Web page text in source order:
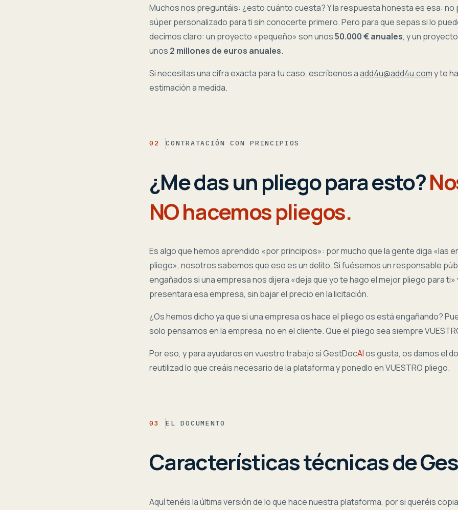
Muchos nos preguntáis: ¿esto cuánto cuesta? Y la respuesta honesta es esa: no
súper personalizado para ti sin conocerte primero. Pero para que sepas si lo
decimos claro: un proyecto «pequeño» son unos50.000 € anuales, y un
unos 2 millones de euros anuales.
Si necesitas una cifra exacta para tu caso, escríbenos aadd4u@add4u.comy te
estimación a medida.
02 CONTRATACIÓN CON PRINCIPIOS
¿Me das un pliego para esto?
NO hacemos pliegos.
Es algo que hemos aprendido «por principios»: por mucho que la gente diga «las
pliego», nosotros sabemos que eso es un delito. Si fuésemos un responsable
engañados si una empresa nos dijera «deja que yo te hago el mejor pliego para
presentara esa empresa, sin bajar el precio en la licitación.
¿Os hemos dicho ya que si una empresa os hace el pliego os está engañando?
solo pensamos en la empresa, no en el cliente. Que el pliego sea siempre
Por eso, y para ayudaros en vuestro trabajo siGestDocAIos gusta, os damos el
reutilizad lo que creáis necesario de la plataforma y ponedlo en VUESTRO pliego.
03 EL DOCUMENTO
Características técnicas de
Aquí tenéis la última versión de lo que hace nuestra plataforma, por si queréis